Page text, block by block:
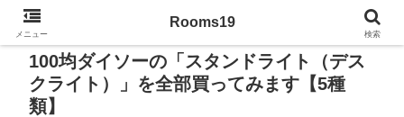
100均ダイソーの「スタンドライト（デス
クライト）」を全部買ってみます【5種
類】
メニュー
Rooms19
検索